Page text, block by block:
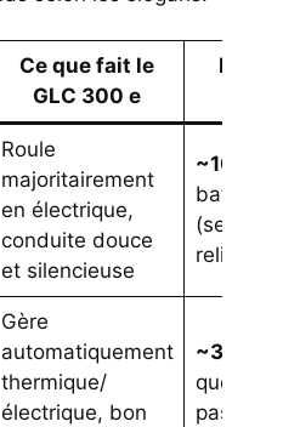
Ce que fait le
GLC 300 e
Roule
majoritairement
en électrique,
conduite douce
et silencieuse
~100
batterie
(selon
relief/
Gère
automatiquement
thermique/
électrique, bon
~3,9 l/
que la
pas vide